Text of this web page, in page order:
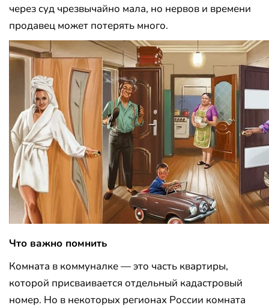
через суд чрезвычайно мала, но нервов и времени
продавец может потерять много.
Что важно помнить
Комната в коммуналке — это часть квартиры,
которой присваивается отдельный кадастровый
номер. Но в некоторых регионах России комната